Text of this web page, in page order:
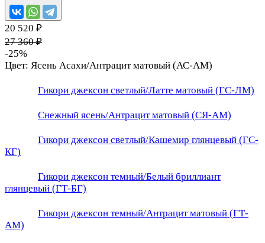
20 520 ₽
27 360 ₽
-25%
Цвет: Ясень Асахи/Антрацит матовый (АС-АМ)
Гикори джексон светлый/Латте матовый (ГС-ЛМ)
Снежный ясень/Антрацит матовый (СЯ-АМ)
Гикори джексон светлый/Кашемир глянцевый (ГС-
КГ)
Гикори джексон темный/Белый бриллиант
глянцевый (ГТ-БГ)
Гикори джексон темный/Антрацит матовый (ГТ-
АМ)